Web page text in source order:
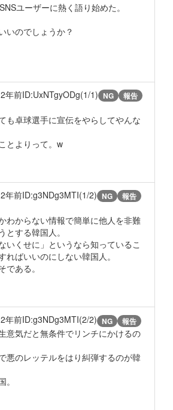
ユーザーに熱く語り始めた。
いのでしょうか？
2年前ID:UxNTgyODg(1/1) NG 報告
も卓球選手に宣伝をやらしてやんな
とよりって。w
2年前ID:g3NDg3MTI(1/2) NG 報告
わからない情報で簡単に他人を非難
とする韓国人。
いくせに」というなら知っているこ
ればいいのにしない韓国人。
である。
2年前ID:g3NDg3MTI(2/2) NG 報告
意気だと無条件でリンチにかけるの
悪のレッテルをはり糾弾するのが韓